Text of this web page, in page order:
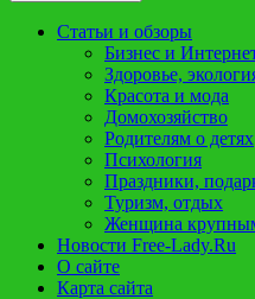
Статьи и обзоры
Бизнес и
Здоровье,
Красота и мода
Домохозяйство
Родителям о детях
Психология
Праздники,
Туризм, отдых
Женщина
Новости Free-Lady.Ru
O сайте
Карта сайта